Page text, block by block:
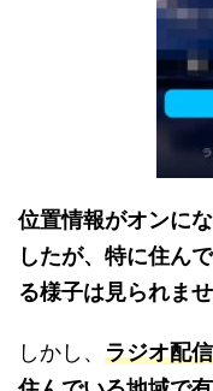
位置情報がオンに
したが、特に住ん
る様子は見られませ
しかし、 ラジオ配